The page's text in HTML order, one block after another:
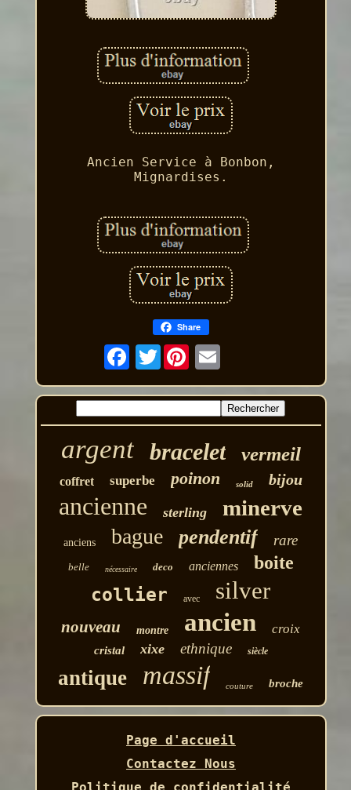
Ancien Service à Bonbon,
Mignardises.
Share
Twitter
argent bracelet vermeil
coffret superbe poinon solid bijou
ancienne sterling minerve
anciens bague pendentif rare
belle nécessaire deco anciennes
boite
collier
avec silver
nouveau montre ancien croix
cristal xixe ethnique siècle
antique massif couture broche
Page d'accueil
Contactez Nous
Politique de confidentialité